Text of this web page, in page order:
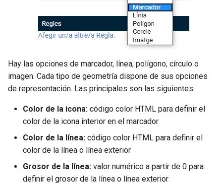
n
ç
QGIS)
Crear servei TMS
Instal·lació
Crear servicio TMS
Create WMS service (QGIS
project)
Create TMS service
Download service
Installation
(deprecated)
API panorames v2
API panorames v3
Model de dades
Configuració geoportal
Rutes
Eines i processos visor
(deprecated)
API panoramas v2
API panoramas v3
Modelo de datos
Configuración geoportal
Rutas
Herramientas y procesos
Panoramas v2 API
Data Model
Routes
Local Catalog
Tools and processes viewer
Hay las opciones de marcador, línea, polígono, círculo o
imagen. Cada tipo de geometría dispone de sus opciones
de representación. Las principales son las siguientes:
Color de la icona: código color HTML para definir el
color de la icona interior en el marcador
Color de la línea: código color HTML para definir el
color de la línea o línea exterior
Grosor de la línea: valor numérico a partir de 0 para
definir el grosor de la línea o línea exterior